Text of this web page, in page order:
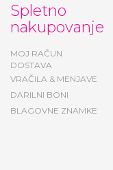
Spletno
nakupovanje
MOJ RAČUN
DOSTAVA
VRAČILA & MENJAVE
DARILNI BONI
BLAGOVNE ZNAMKE